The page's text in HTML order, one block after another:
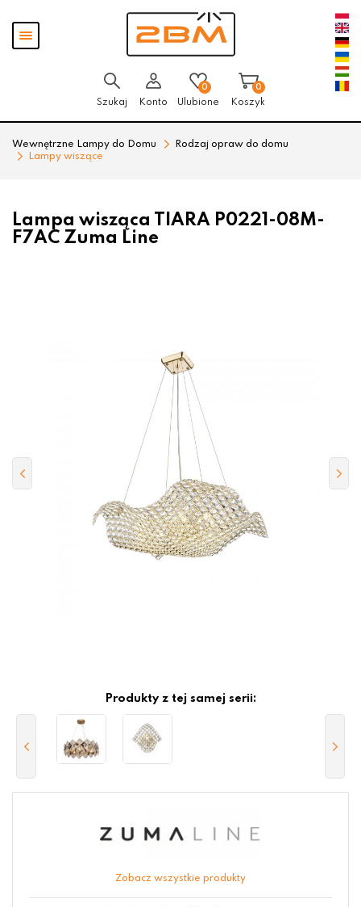
Pokaż
menu
Szukaj Konto
0
Ulubione
0
Koszyk
Wewnętrzne Lampy do Domu
Rodzaj opraw do domu
Lampy wiszące
Lampa wisząca TIARA P0221-08M-
F7AC Zuma Line
Produkty z tej samej serii:
Zobacz wszystkie produkty